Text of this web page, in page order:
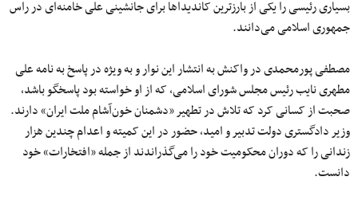
بسیاری رئیسی را یکی از بارز‌ترین کاندیداها برای جانشینی علی خامنه‌ای در راس
جمهوری اسلامی می‌دانند.
مصطفی پورمحمدی در واکنش به انتشار این نوار و به ویژه در پاسخ به نامه علی
مطهری نایب رئیس مجلس شورای اسلامی، که از او خواسته بود پاسخگو باشد،
صحبت از کسانی کرد که تلاش در تطهیر «دشمنان خون‌آشام ملت ایران» دارند.
وزیر دادگستری دولت تدبیر و امید، حضور در این کمیته و اعدام چندین هزار
زندانی را که دوران محکومیت خود را می‌گذراندند از جمله «افتخارات» خود
دانست.